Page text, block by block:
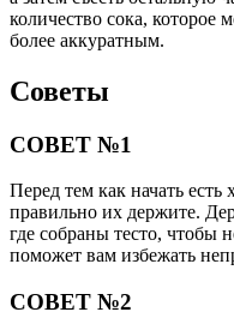
количество сока, которое
более аккуратным.
Советы
СОВЕТ №1
Перед тем как начать
правильно их держите.
где собраны тесто, чтобы
поможет вам избежать
СОВЕТ №2